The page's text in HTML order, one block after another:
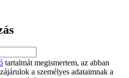
tartalmát megismertem, az abban
a személyes adataimnak a